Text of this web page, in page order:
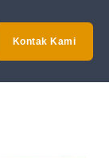
Kontak Kami